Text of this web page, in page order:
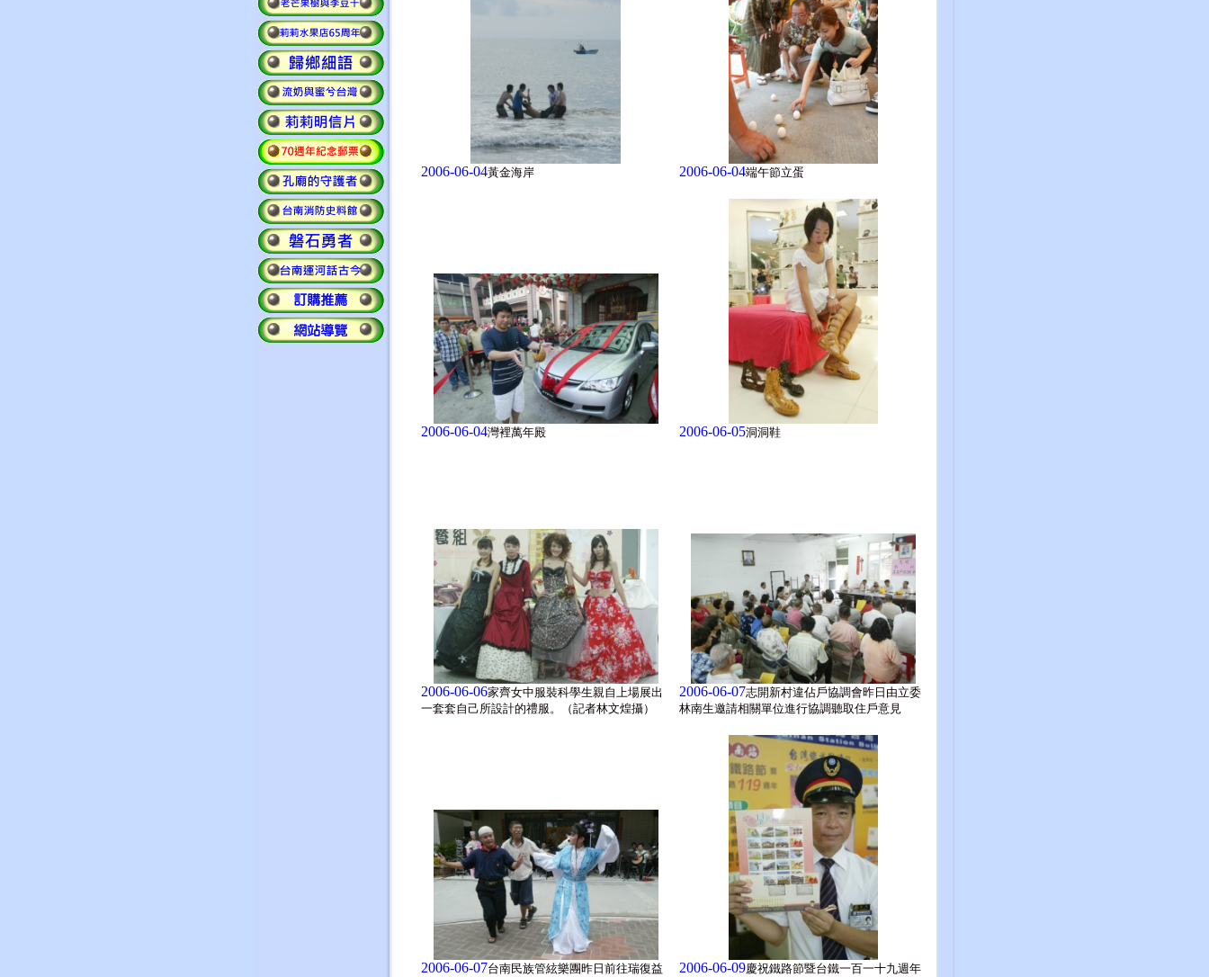
2006-06-04黃金海岸 2006-06-04端午節立蛋
2006-06-04灣裡萬年殿 2006-06-05洞洞鞋
2006-06-06家齊女中服裝科學生親自上場展出
一套套自己所設計的禮服。（記者林文煌攝）
2006-06-07志開新村違佔戶協調會昨日由立委
林南生邀請相關單位進行協調聽取住戶意見
2006-06-07台南民族管絃樂團昨日前往瑞復益
2006-06-09慶祝鐵路節暨台鐵一百一十九週年